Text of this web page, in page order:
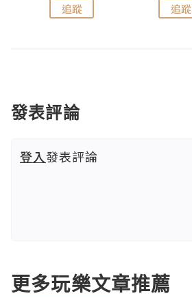
追蹤 追蹤
發表評論
登入發表評論
更多玩樂文章推薦